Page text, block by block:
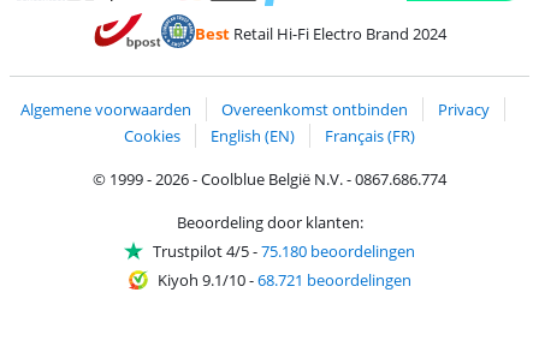
Betalen met Bancontact
Betalen met MasterCard en Visa via ClickToPay
BestRetail Hi-Fi Electro Brand 2024
Algemene voorwaarden Overeenkomst ontbinden
Privacy
Cookies
English (EN)
Français (FR)
© 1999 - 2026 - Coolblue België N.V. - 0867.686.774
Beoordeling door klanten:
Trustpilot 4/5-75.180 beoordelingen
Kiyoh 9.1/10-68.721 beoordelingen